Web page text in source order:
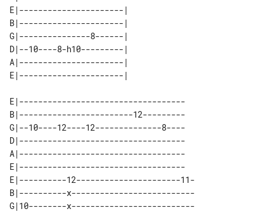
E|----------------------|
B|----------------------|
G|---------------8------|
D|--10----8-h10---------|
A|----------------------|
E|-----------------------------------
B|------------------------12---------
G|--10----12----12--------------8----
D|-----------------------------------
A|-----------------------------------
E|-----------------------------------
E|----------12----------------------11-
B|----------x--------------------------
G|10--------x--------------------------